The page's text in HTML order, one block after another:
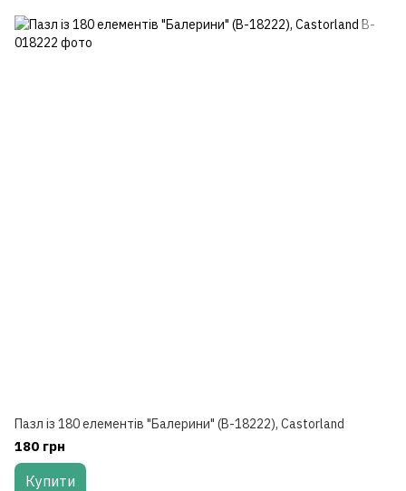
Пазл із 180 елементів "Балерини" (B-18222), Castorland
180 грн
Купити